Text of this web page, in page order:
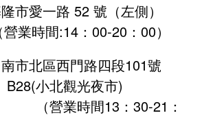
市愛一路 52 號（左側）
時間:14：00-20：00）
市北區西門路四段101號
(小北觀光夜市)
（營業時間13：30-21：